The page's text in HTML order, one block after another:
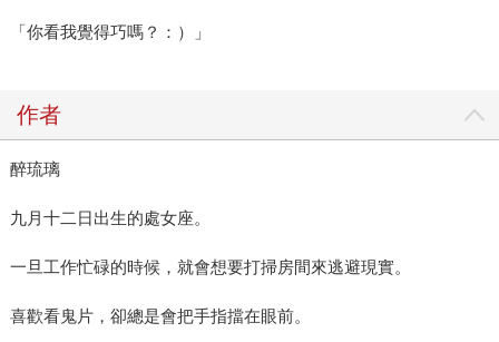
「你看我覺得巧嗎？：）」
作者
醉琉璃
九月十二日出生的處女座。
一旦工作忙碌的時候，就會想要打掃房間來逃避現實。
喜歡看鬼片，卻總是會把手指擋在眼前。